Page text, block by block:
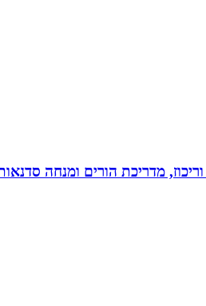
מדריכת הורים ומנחה